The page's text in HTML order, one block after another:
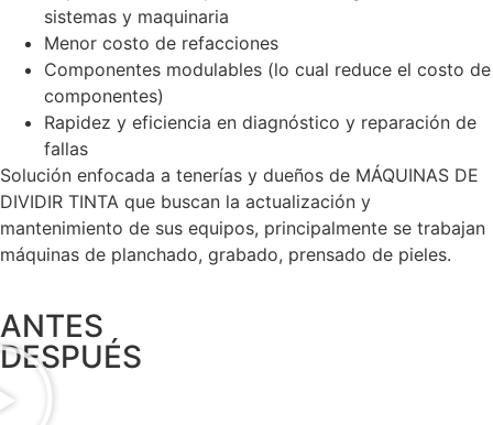
sistemas y maquinaria
Menor costo de refacciones
Componentes modulables (lo cual reduce el costo de
componentes)
Rapidez y eficiencia en diagnóstico y reparación de
fallas
Solución enfocada a tenerías y dueños de MÁQUINAS DE
DIVIDIR TINTA que buscan la actualización y
mantenimiento de sus equipos, principalmente se trabajan
máquinas de planchado, grabado, prensado de pieles.
ANTES
DESPUÉS